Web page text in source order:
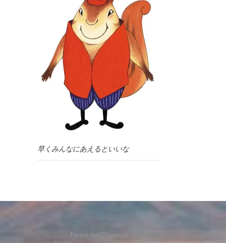
早くみんなにあえるといいな
Forest inn Chipmunk